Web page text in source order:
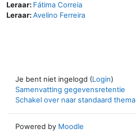
Leraar: Fátima Correia
Leraar:Avelino Ferreira
Je bent niet ingelogd (Login)
Samenvatting gegevensretentie
Schakel over naar standaard thema
Powered by Moodle